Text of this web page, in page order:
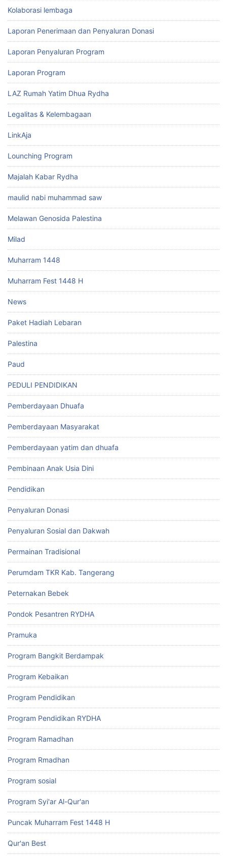
Kolaborasi lembaga
Laporan Penerimaan dan Penyaluran Donasi
Laporan Penyaluran Program
Laporan Program
LAZ Rumah Yatim Dhua Rydha
Legalitas & Kelembagaan
LinkAja
Lounching Program
Majalah Kabar Rydha
maulid nabi muhammad saw
Melawan Genosida Palestina
Milad
Muharram 1448
Muharram Fest 1448 H
News
Paket Hadiah Lebaran
Palestina
Paud
PEDULI PENDIDIKAN
Pemberdayaan Dhuafa
Pemberdayaan Masyarakat
Pemberdayaan yatim dan dhuafa
Pembinaan Anak Usia Dini
Pendidikan
Penyaluran Donasi
Penyaluran Sosial dan Dakwah
Permainan Tradisional
Perumdam TKR Kab. Tangerang
Peternakan Bebek
Pondok Pesantren RYDHA
Pramuka
Program Bangkit Berdampak
Program Kebaikan
Program Pendidikan
Program Pendidikan RYDHA
Program Ramadhan
Program Rmadhan
Program sosial
Program Syi'ar Al-Qur'an
Puncak Muharram Fest 1448 H
Qur'an Best